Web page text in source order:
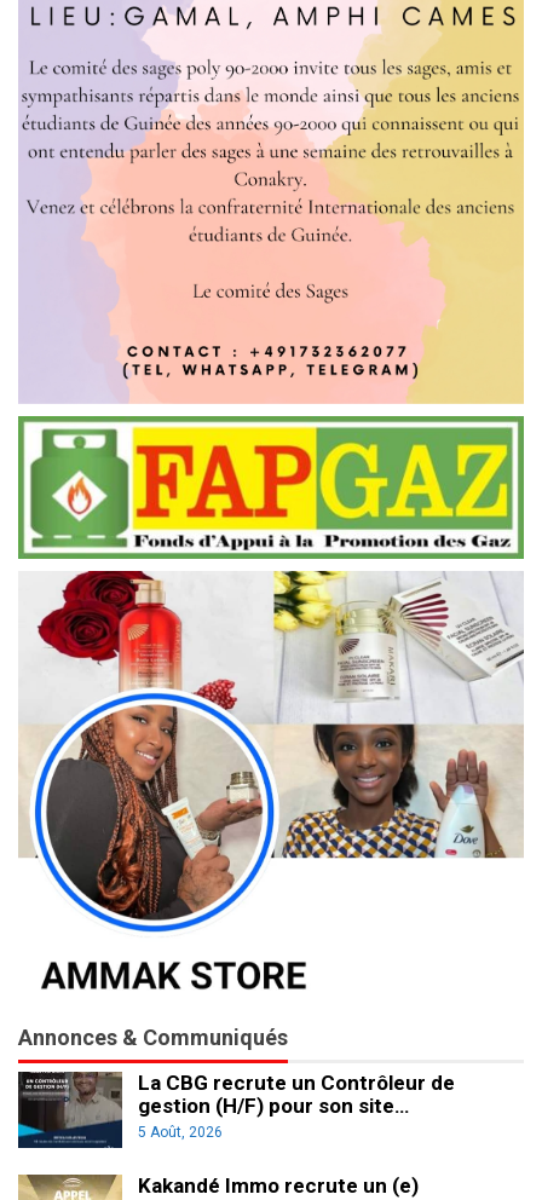
Annonces & Communiqués
La CBG recrute un Contrôleur de
gestion (H/F) pour son site…
5 Août, 2026
Kakandé Immo recrute un (e)